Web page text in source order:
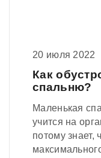
20 июля 2022
Как
спальню?
Маленькая
учится на
потому знает,